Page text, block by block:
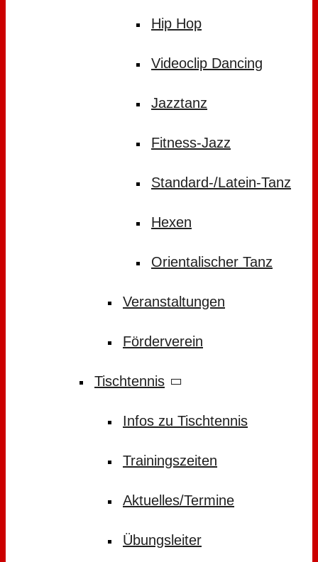
Hip Hop
Videoclip Dancing
Jazztanz
Fitness-Jazz
Standard-/Latein-Tanz
Hexen
Orientalischer Tanz
Veranstaltungen
Förderverein
Tischtennis
Infos zu Tischtennis
Trainingszeiten
Aktuelles/Termine
Übungsleiter